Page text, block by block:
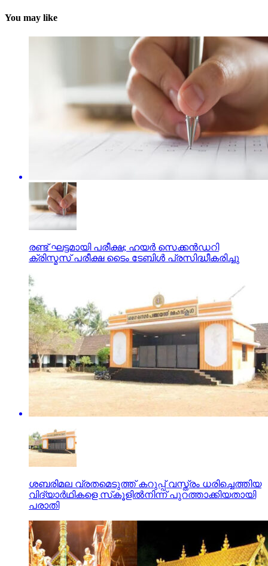
You may like
രണ്ട് ഘട്ടമായി പരീക്ഷ; ഹയര്‍ സെക്കന്‍ഡറി
ക്രിസ്മസ് പരീക്ഷ ടൈം ടേബിള്‍ പ്രസിദ്ധീകരിച്ചു
ശബരിമല വ്രതമെടുത്ത് കറുപ്പ് വസ്ത്രം ധരിച്ചെത്തിയ
വിദ്യാര്‍ഥികളെ സ്‌കൂളില്‍നിന്ന് പുറത്താക്കിയതായി
പരാതി